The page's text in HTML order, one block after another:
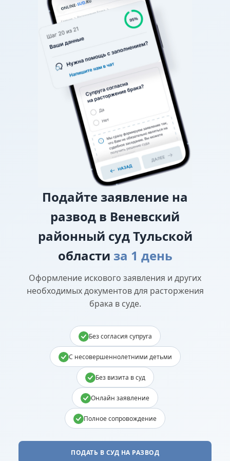
графике (например, в какие дни недели, на сколько
часов, с ночевкой или без), спор разрешает
районный суд.
О взыскании алиментов
Если нет соглашения об
уплате алиментов, заверенного у нотариуса, то
требование о взыскании алиментов заявляется в
исковом заявлении о разводе.
О лишении или ограничении родительских
Подайте заявление на
развод в Веневский
районный суд Тульской
области за 1 день
Оформление искового заявления и других
необходимых документов для расторжения
брака в суде.
Без согласия супруга
С несовершеннолетними детьми
Без визита в суд
Онлайн заявление
Полное сопровождение
ПОДАТЬ В СУД НА РАЗВОД